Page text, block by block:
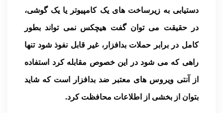
دستیابی به زیرساخت های یک کامپیوتر یا یک گوشی،
در حقیقت می توان گفت هیچکس نمی تواند بطور
کامل در برابر حملات بدافزار، غیر قابل نفوذ شود تنها
راهی که می شود در این خصوص مقابله کرد استفاده
از آنتی ویروس های معتبر ضد بدافزار است که شاید
بتوان از بخشی از اطلاعات محافظت کرد.